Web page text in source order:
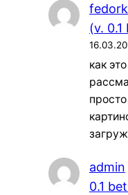
(v. 0.1
как
admin
0.1